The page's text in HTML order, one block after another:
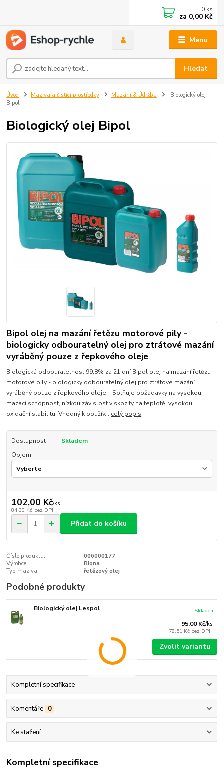
Menu
Hledat
0 ks
za 0,00 Kč
Úvod Maziva a čistící prostředky Mazání & Údržba
Biologický olej
Bipol
Biologický olej Bipol
Bipol olej na mazání řetězu motorové pily -
biologicky odbouratelný olej pro ztrátové mazání
vyráběný pouze z řepkového oleje
Biologická odbouratelnost 99,8% za 21 dní Bipol olej na mazání řetězu
motorové pily - biologicky odbouratelný olej pro ztrátové mazání
vyráběný pouze z řepkového oleje. Splňuje požadavky na vysokou
mazací schopnost, nízkou závislost viskozity na teplotě, vysokou
oxidační stabilitu. Vhodný k použív... celý popis
Dostupnost
Skladem
Objem
102,00 Kč/ks
84,30 Kč bez DPH
Přidat do košíku
Číslo produktu:
006000177
Výrobce:
Biona
Typ maziva:
řetězový olej
Podobné produkty
Biologický olej Lespol
95,00 Kč/ks
78,51 Kč bez DPH
Skladem
Zvolit variantu
Kompletní specifikace
Komentáře 0
Ke stažení
Kompletní specifikace